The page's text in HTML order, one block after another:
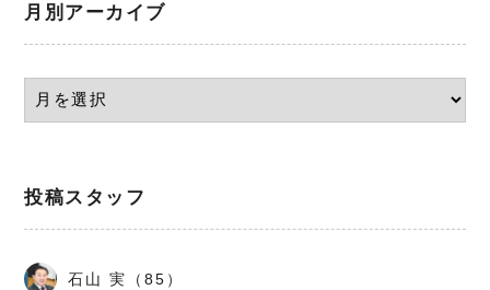
月別アーカイブ
投稿スタッフ
石山 実（85）